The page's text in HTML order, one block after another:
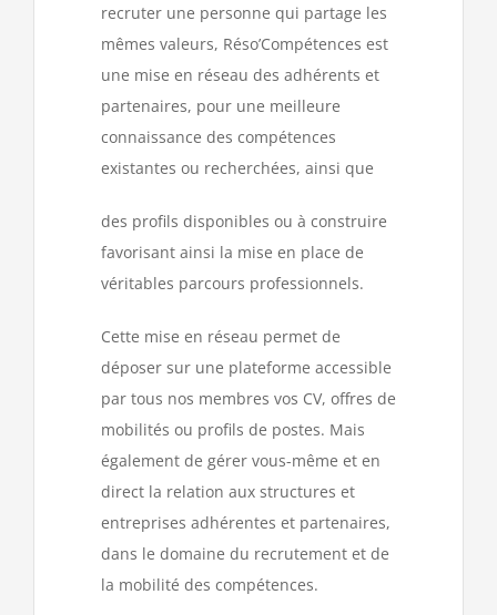
recruter une personne qui partage les
mêmes valeurs, Réso’Compétences est
une mise en réseau des adhérents et
partenaires, pour une meilleure
connaissance des compétences
existantes ou recherchées, ainsi que
des profils disponibles ou à construire
favorisant ainsi la mise en place de
véritables parcours professionnels.
Cette mise en réseau permet de
déposer sur une plateforme accessible
par tous nos membres vos CV, offres de
mobilités ou profils de postes. Mais
également de gérer vous-même et en
direct la relation aux structures et
entreprises adhérentes et partenaires,
dans le domaine du recrutement et de
la mobilité des compétences.